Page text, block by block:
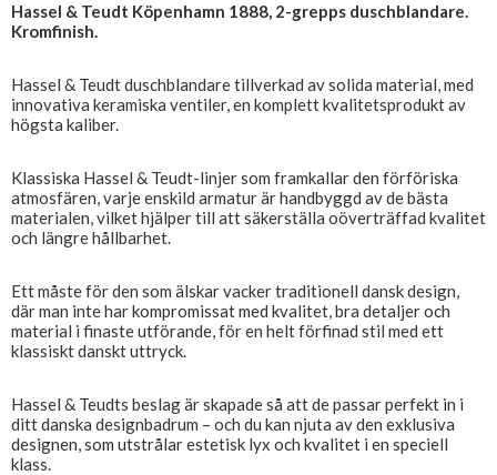
Hassel & Teudt Köpenhamn 1888, 2-grepps duschblandare.
Kromfinish.
Hassel & Teudt duschblandare tillverkad av solida material, med
innovativa keramiska ventiler, en komplett kvalitetsprodukt av
högsta kaliber.
Klassiska Hassel & Teudt-linjer som framkallar den förföriska
atmosfären, varje enskild armatur är handbyggd av de bästa
materialen, vilket hjälper till att säkerställa oöverträffad kvalitet
och längre hållbarhet.
Ett måste för den som älskar vacker traditionell dansk design,
där man inte har kompromissat med kvalitet, bra detaljer och
material i finaste utförande, för en helt förfinad stil med ett
klassiskt danskt uttryck.
Hassel & Teudts beslag är skapade så att de passar perfekt in i
ditt danska designbadrum – och du kan njuta av den exklusiva
designen, som utstrålar estetisk lyx och kvalitet i en speciell
klass.